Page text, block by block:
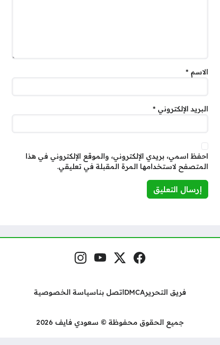
الاسم *
البريد الإلكتروني *
احفظ اسمي، بريدي الإلكتروني، والموقع الإلكتروني في هذا
المتصفح لاستخدامها المرة المقبلة في تعليقي.
مواقع التواصل فيسبوكمنصة إكس
يوتيوبإنستغرام
فريق التحريرDMCAاتصل بناسياسة الخصوصية
جميع الحقوق محفوظة © سعودي فايف 2026